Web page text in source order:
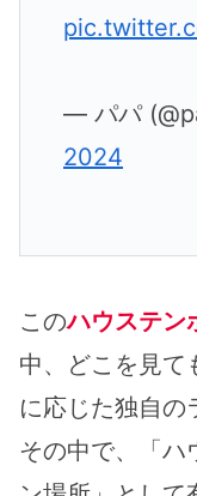
— パパ
2024
このハウステン
中、どこを見て
に応じた独自の
その中で、「ハ